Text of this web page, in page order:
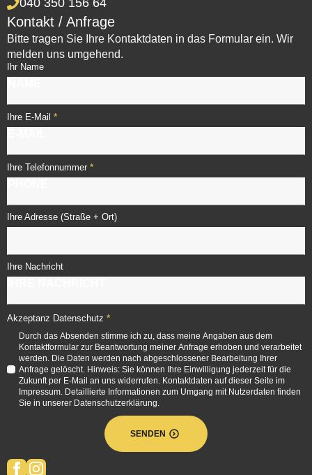
040 350 156 64
Kontakt / Anfrage
Bitte tragen Sie Ihre Kontaktdaten in das Formular ein. Wir
melden uns umgehend.
Ihr Name
Ihre E-Mail *
Ihre Telefonnummer *
Ihre Adresse (Straße + Ort)
Ihre Nachricht
Akzeptanz Datenschutz *
Durch das Absenden stimme ich zu, dass meine Angaben aus dem
Kontaktformular zur Beantwortung meiner Anfrage erhoben und verarbeitet
werden. Die Daten werden nach abgeschlossener Bearbeitung Ihrer
Anfrage gelöscht. Hinweis: Sie können Ihre Einwilligung jederzeit für die
Zukunft per E-Mail an uns widerrufen. Kontaktdaten auf dieser Seite im
Impressum. Detaillierte Informationen zum Umgang mit Nutzerdaten finden
Sie in unserer Datenschutzerklärung.
SENDEN